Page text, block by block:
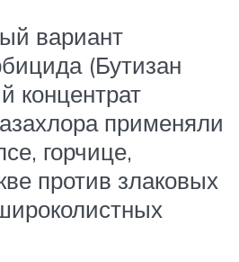
вариант
(Бутизан
концентрат
применяли
горчице,
против злаковых